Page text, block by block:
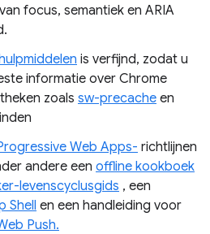
focus, semantiek en ARIA
is verfijnd, zodat u
informatie over Chrome
zoals sw-precache en
Web Apps- richtlijnen
andere een offline kookboek
levenscyclusgids , een
Shell en een handleiding voor
Push.